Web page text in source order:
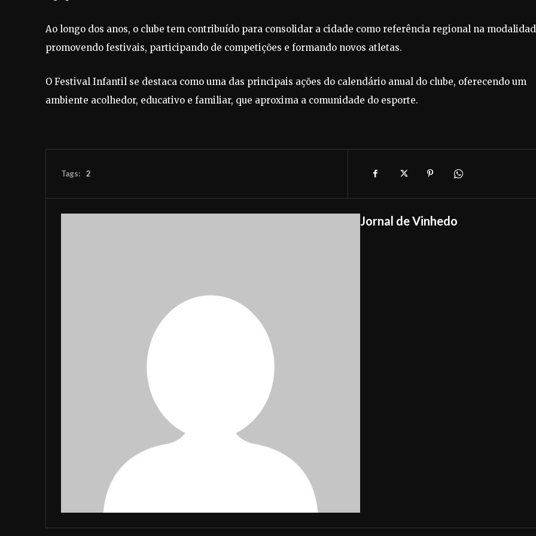
Ao longo dos anos, o clube tem contribuído para consolidar a cidade como referência regional na
promovendo festivais, participando de competições e formando novos atletas.
O Festival Infantil se destaca como uma das principais ações do calendário anual do clube, oferecendo um
ambiente acolhedor, educativo e familiar, que aproxima a comunidade do esporte.
Tags: 2
Jornal de Vinhedo